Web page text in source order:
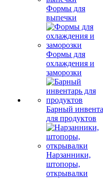
Формы для
выпечки
Формы для
охлаждения и
заморозки
Барный
для продуктов
Нарзанники,
штопоры,
открывалки